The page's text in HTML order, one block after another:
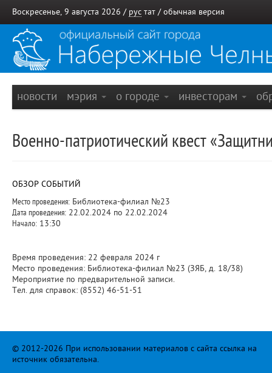
Воскресенье, 9 августа 2026 / рус тат / обычная версия
новости мэрия о городе инвесторам
Военно-патриотический квест
ОБЗОР СОБЫТИЙ
Место проведения: Библиотека-филиал №23
Дата проведения: 22.02.2024 по 22.02.2024
Начало: 13:30
Время проведения: 22 февраля 2024 г
Место проведения: Библиотека-филиал №23 (ЗЯБ, д. 18/38)
Мероприятие по предварительной записи.
Тел. для справок: (8552) 46-51-51
© 2012-2026 При использовании материалов с сайта ссылка на
источник обязательна.